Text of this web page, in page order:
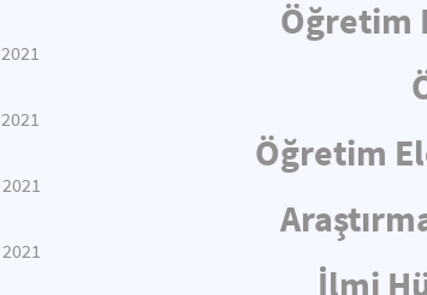
Öğretim
Öğretim
İlmi